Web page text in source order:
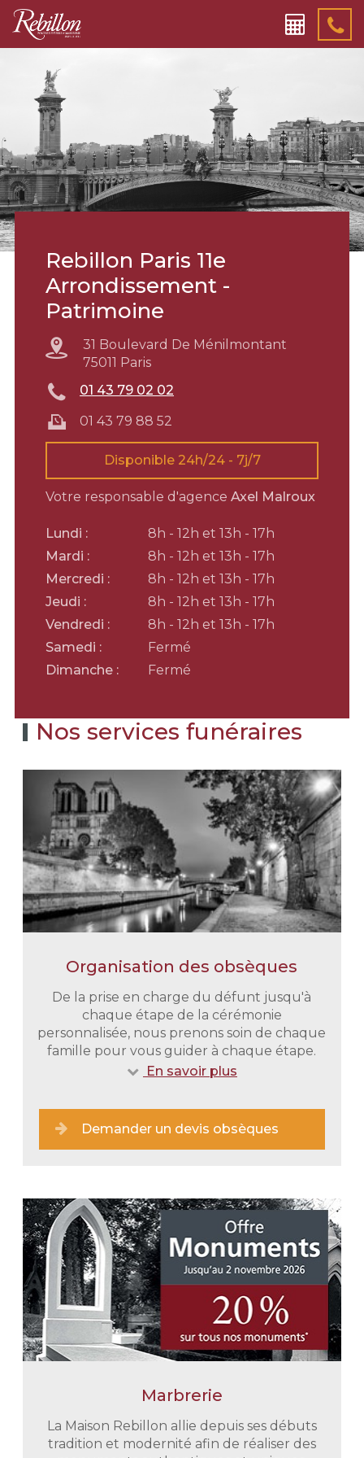
Rebillon Paris 11e
Arrondissement -
Patrimoine
31 Boulevard De Ménilmontant
75011 Paris
01 43 79 02 02
01 43 79 88 52
Disponible 24h/24 - 7j/7
Votre responsable d'agence Axel Malroux
Lundi :
8h - 12h et 13h - 17h
Mardi :
8h - 12h et 13h - 17h
Mercredi :
8h - 12h et 13h - 17h
Jeudi :
8h - 12h et 13h - 17h
Vendredi :
8h - 12h et 13h - 17h
Samedi :
Fermé
Dimanche :
Fermé
Nos services funéraires
Organisation des obsèques
De la prise en charge du défunt jusqu'à
chaque étape de la cérémonie
personnalisée, nous prenons soin de chaque
famille pour vous guider à chaque étape.
En savoir plus
Demander un devis obsèques
Une prise en charge immédiate
En tout discrétion et retenue nous
vous épaulons dans toutes vos
démarches administratives. Nous
Marbrerie
La Maison Rebillon allie depuis ses débuts
tradition et modernité afin de réaliser des